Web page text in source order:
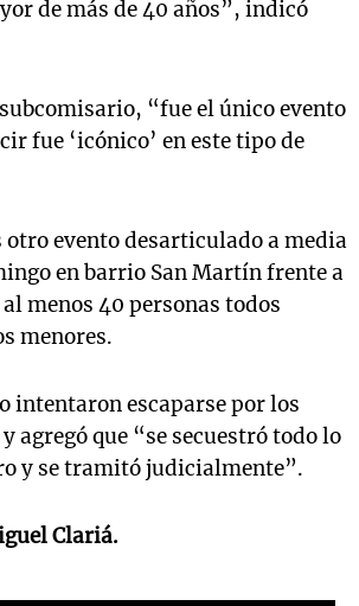
de más de 40 años”, indicó
“fue el único evento
fue ‘icónico’ en este tipo de
otro evento desarticulado a media
en barrio San Martín frente a
menos 40 personas todos
menores.
intentaron escaparse por los
agregó que “se secuestró todo lo
y se tramitó judicialmente”.
Clariá.